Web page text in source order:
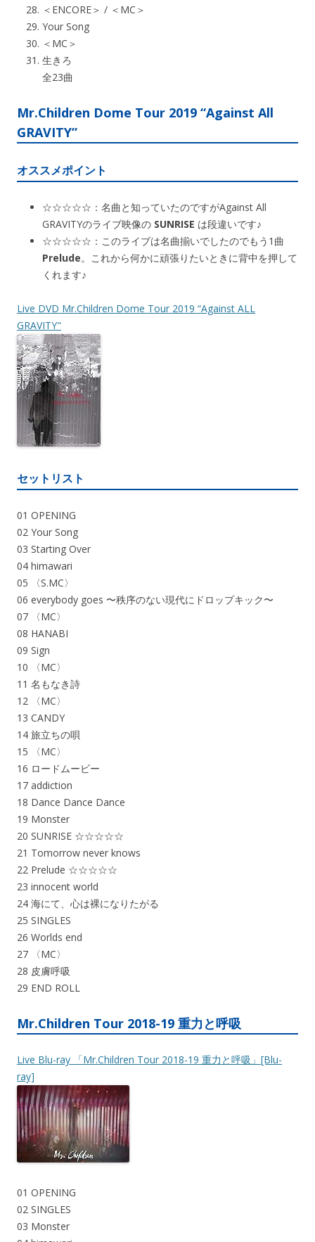
＜ENCORE＞ / ＜MC＞
Your Song
＜MC＞
生きろ
全23曲
Mr.Children Dome Tour 2019 “Against All
GRAVITY”
オススメポイント
☆☆☆☆☆：名曲と知っていたのですがAgainst All
GRAVITYのライブ映像の SUNRISE は段違いです♪
☆☆☆☆☆：このライブは名曲揃いでしたのでもう1曲
Prelude。これから何かに頑張りたいときに背中を押して
くれます♪
Live DVD Mr.Children Dome Tour 2019 “Against ALL
GRAVITY"
セットリスト
01 OPENING
02 Your Song
03 Starting Over
04 himawari
05 〈S.MC〉
06 everybody goes 〜秩序のない現代にドロップキック〜
07 〈MC〉
08 HANABI
09 Sign
10 〈MC〉
11 名もなき詩
12 〈MC〉
13 CANDY
14 旅立ちの唄
15 〈MC〉
16 ロードムービー
17 addiction
18 Dance Dance Dance
19 Monster
20 SUNRISE ☆☆☆☆☆
21 Tomorrow never knows
22 Prelude ☆☆☆☆☆
23 innocent world
24 海にて、心は裸になりたがる
25 SINGLES
26 Worlds end
27 〈MC〉
28 皮膚呼吸
29 END ROLL
Mr.Children Tour 2018-19 重力と呼吸
Live Blu-ray 「Mr.Children Tour 2018-19 重力と呼吸」[Blu-
ray]
01 OPENING
02 SINGLES
03 Monster